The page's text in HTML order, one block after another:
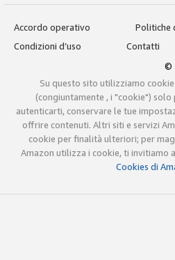
Accordo operativo
Politiche
Condizioni d’uso
Contatti
©
Su questo sito utilizziamo
(congiuntamente , i "cookie")
autenticarti, conservare le tue
offrire contenuti. Altri siti e servizi
cookie per finalità ulteriori; per
Amazon utilizza i cookie, ti invitiamo
Cookies di